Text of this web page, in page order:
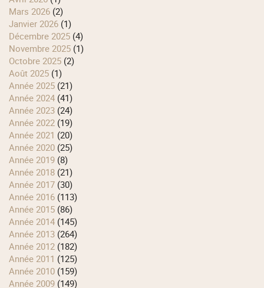
mars 2026 (2)
janvier 2026 (1)
décembre 2025 (4)
novembre 2025 (1)
octobre 2025 (2)
août 2025 (1)
année 2025 (21)
année 2024 (41)
année 2023 (24)
année 2022 (19)
année 2021 (20)
année 2020 (25)
année 2019 (8)
année 2018 (21)
année 2017 (30)
année 2016 (113)
année 2015 (86)
année 2014 (145)
année 2013 (264)
année 2012 (182)
année 2011 (125)
année 2010 (159)
année 2009 (149)